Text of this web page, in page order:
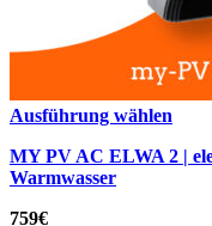
Ausführung wählen
MY PV AC ELWA 2 |
Warmwasser
759€